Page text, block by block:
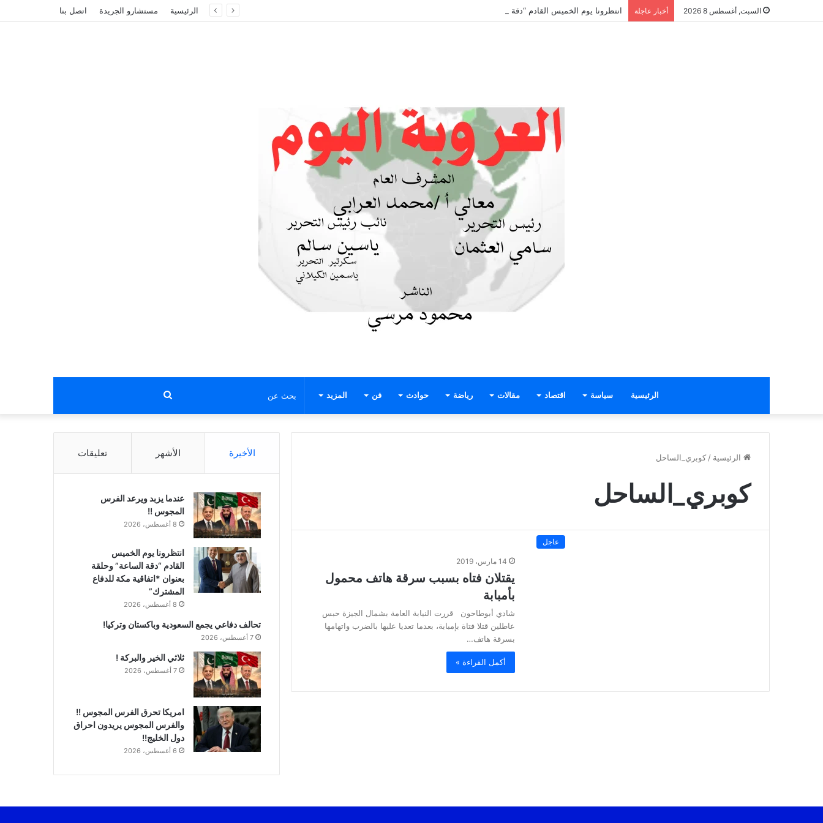
السبت, أغسطس 8 2026 أخبار عاجلة انتظرونا يوم الخميس القادم “دقة الساعة” وحلقة بعنوان *اتفاقية مكة للدفاع المشترك” الرئيسية مستشارو الجريدة اتصل بنا
الرئيسية سياسة اقتصاد مقالات رياضة حوادث فن المزيد بحث
عن
الرئيسية / كوبري_الساحل
كوبري_الساحل
عاجل
14 مارس، 2019
يقتلان فتاه بسبب سرقة هاتف محمول
بأمبابة
شادي أبوطاحون قررت النيابة العامة بشمال الجيزة حبس
عاطلين قتلا فتاة بإمبابة، بعدما تعديا عليها بالضرب واتهامها
بسرقة هاتف…
أكمل القراءة »
الأخيرة الأشهر تعليقات
عندما يزبد ويرعد الفرس
المجوس !!
8 أغسطس، 2026
انتظرونا يوم الخميس
القادم “دقة الساعة” وحلقة
بعنوان *اتفاقية مكة للدفاع
المشترك”
8 أغسطس، 2026
تحالف دفاعي يجمع السعودية وباكستان وتركيا!
7 أغسطس، 2026
ثلاثي الخير والبركة !
7 أغسطس، 2026
امريكا تحرق الفرس المجوس !!
والفرس المجوس يريدون احراق
دول الخليج!!
6 أغسطس، 2026